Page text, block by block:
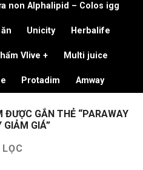
non Alphalipid – Colos igg
Unicity Herbalife
Vlive + Multi juice
Protadim Amway
ĐƯỢC GẮN THẺ “PARAWAY
GIẢM GIÁ”
LỌC